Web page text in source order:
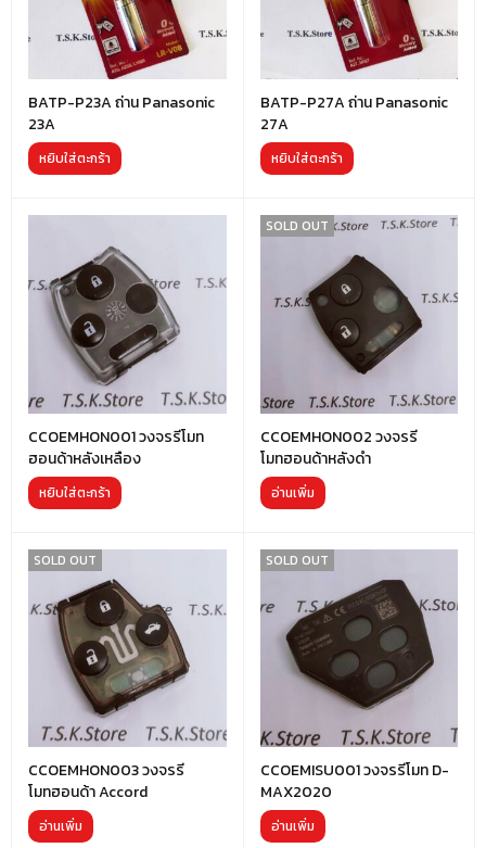
BATP-P23A ถ่าน Panasonic
23A
หยิบใส่ตะกร้า
BATP-P27A ถ่าน Panasonic
27A
หยิบใส่ตะกร้า
CCOEMHON001 วงจรรีโมท
ฮอนด้าหลังเหลือง
หยิบใส่ตะกร้า
SOLD OUT
CCOEMHON002 วงจรรี
โมทฮอนด้าหลังดำ
อ่านเพิ่ม
SOLD OUT
CCOEMHON003 วงจรรี
โมทฮอนด้า Accord
อ่านเพิ่ม
SOLD OUT
CCOEMISU001 วงจรรีโมท D-
MAX2020
อ่านเพิ่ม